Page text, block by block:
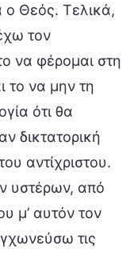
ο Θεός. Τελικά,
τον
να φέρομαι στη
το να μην τη
ότι θα
δικτατορική
αντίχριστου.
υστέρων, από
μ’ αυτόν τον
τις